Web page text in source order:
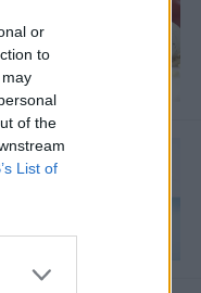
or
to
of the
List of